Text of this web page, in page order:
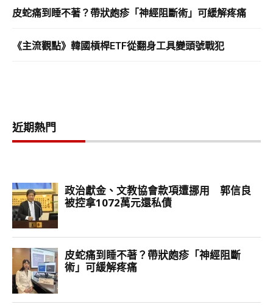
皮蛇痛到睡不著？帶狀皰疹「神經阻斷術」可緩解疼痛
《主流觀點》韓國槓桿ETF從翻身工具變頭號戰犯
近期熱門